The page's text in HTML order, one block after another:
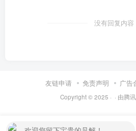
没有回复内容
友链申请 免责声明 广告
Copyright © 2025 · · 由腾